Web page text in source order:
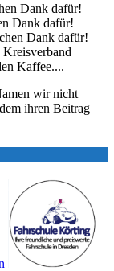
Dank dafür!
Dank dafür!
Dank dafür!
Kaffee....
wir nicht
ihren Beitrag